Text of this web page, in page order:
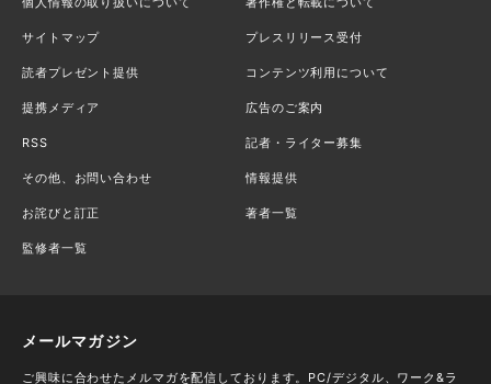
サイトマップ プレスリリース受付
読者プレゼント提供 コンテンツ利用について
提携メディア 広告のご案内
RSS 記者・ライター募集
その他、お問い合わせ 情報提供
お詫びと訂正 著者一覧
監修者一覧
メールマガジン
ご興味に合わせたメルマガを配信しております。PC/デジタル、ワーク&ラ